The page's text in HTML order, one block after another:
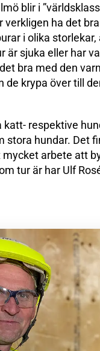
blir i
ha det
i olika
är sjuka eller har
bra med den
de krypa över till
katt- respektive
stora hundar. Det
arbete att
tur är har Ulf